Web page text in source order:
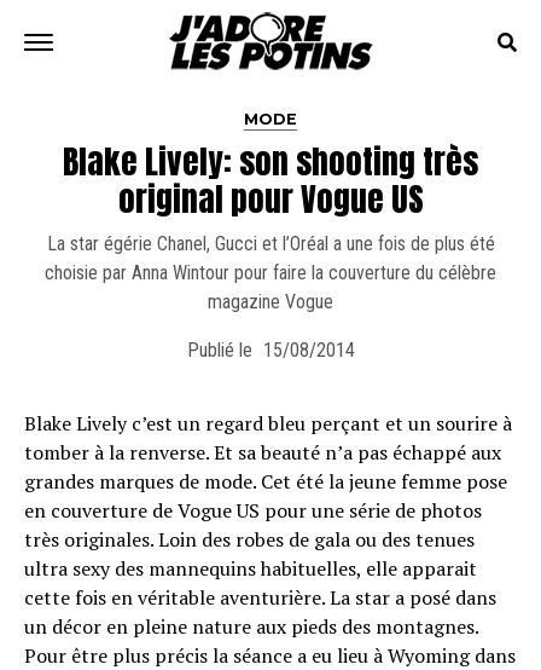
MODE
Blake Lively: son shooting très
original pour Vogue US
La star égérie Chanel, Gucci et l’Oréal a une fois de plus été
choisie par Anna Wintour pour faire la couverture du célèbre
magazine Vogue
Publié le 15/08/2014
Blake Lively c’est un regard bleu perçant et un sourire à
tomber à la renverse. Et sa beauté n’a pas échappé aux
grandes marques de mode. Cet été la jeune femme pose
en couverture de Vogue US pour une série de photos
très originales. Loin des robes de gala ou des tenues
ultra sexy des mannequins habituelles, elle apparait
cette fois en véritable aventurière. La star a posé dans
un décor en pleine nature aux pieds des montagnes.
Pour être plus précis la séance a eu lieu à Wyoming dans